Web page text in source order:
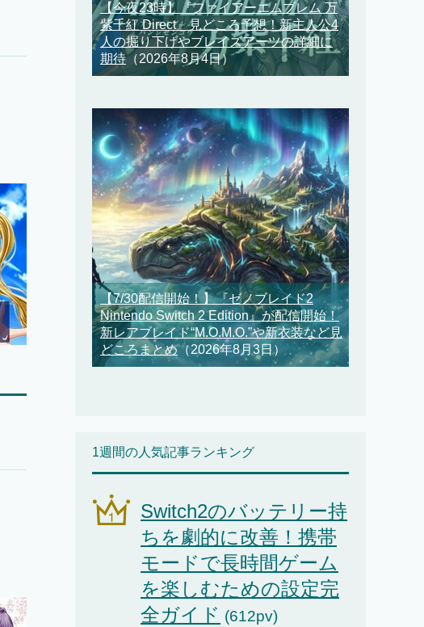
【今夜23時】『ファイアーエムブレム 万
紫千紅 Direct』見どころ予想！新主人公4
人の掘り下げやブレイズアーツの詳細に
期待（2026年8月4日）
【7/30配信開始！】『ゼノブレイド2
Nintendo Switch 2 Edition』が配信開始！
新レアブレイド“M.O.M.O.”や新衣装など見
どころまとめ（2026年8月3日）
1週間の人気記事ランキング
Switch2のバッテリー持
ちを劇的に改善！携帯
モードで長時間ゲーム
を楽しむための設定完
全ガイド (612pv)